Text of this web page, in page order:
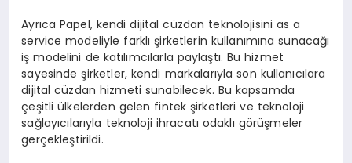
Ayrıca Papel, kendi dijital cüzdan teknolojisini as a
service modeliyle farklı şirketlerin kullanımına sunacağı
iş modelini de katılımcılarla paylaştı. Bu hizmet
sayesinde şirketler, kendi markalarıyla son kullanıcılara
dijital cüzdan hizmeti sunabilecek. Bu kapsamda
çeşitli ülkelerden gelen fintek şirketleri ve teknoloji
sağlayıcılarıyla teknoloji ihracatı odaklı görüşmeler
gerçekleştirildi.